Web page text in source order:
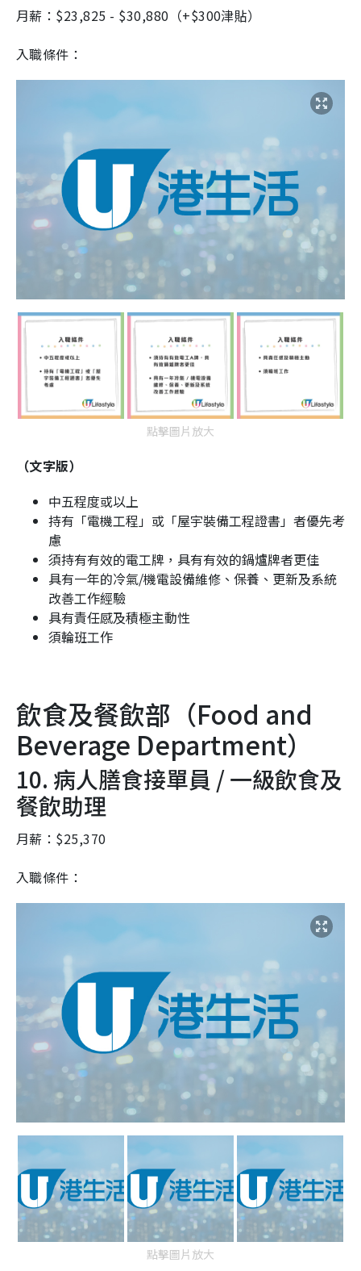
月薪：$23,825 - $30,880 （+$300津貼）
入職條件：
點擊圖片放大
（文字版）
中五程度或以上
持有「電機工程」或「屋宇裝備工程證書」者優先考
慮
須持有有效的電工牌，具有有效的鍋爐牌者更佳
具有一年的冷氣/機電設備維修、保養、更新及系統
改善工作經驗
具有責任感及積極主動性
須輪班工作
飲食及餐飲部（Food and
Beverage Department）
10. 病人膳食接單員 / 一級飲食及
餐飲助理
月薪：$25,370
入職條件：
點擊圖片放大